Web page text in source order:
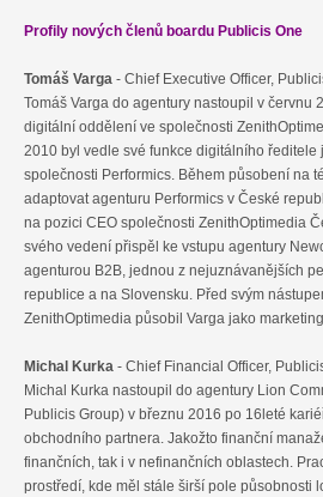
Profily nových členů boardu Publicis One
Tomáš Varga - Chief Executive Officer,
Tomáš Varga do agentury nastoupil v červnu
digitální oddělení ve společnosti
2010 byl vedle své funkce digitálního ředitele
společnosti Performics. Během působení na
adaptovat agenturu Performics v České
na pozici CEO společnosti ZenithOptimedia
svého vedení přispěl ke vstupu agentury
agenturou B2B, jednou z nejuznávanějších
republice a na Slovensku. Před svým
ZenithOptimedia působil Varga jako
Michal Kurka - Chief Financial Officer,
Michal Kurka nastoupil do agentury Lion
Publicis Group) v březnu 2016 po 16leté
obchodního partnera. Jakožto finanční
finančních, tak i v nefinančních oblastech.
prostředí, kde měl stále širší pole působnosti